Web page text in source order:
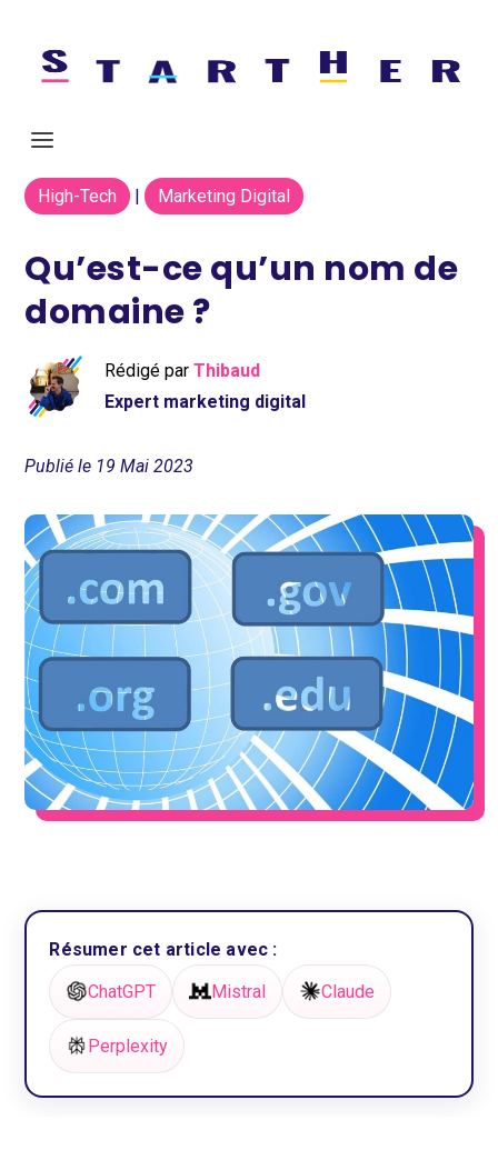
High-Tech | Marketing Digital
Qu’est-ce qu’un nom de
domaine ?
Rédigé par Thibaud
Expert marketing digital
Publié le 19 Mai 2023
Résumer cet article avec :
ChatGPT
Mistral Claude
Perplexity